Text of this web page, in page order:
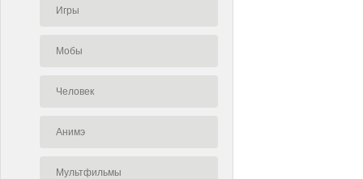
Игры
Мобы
Человек
Анимэ
Мультфильмы